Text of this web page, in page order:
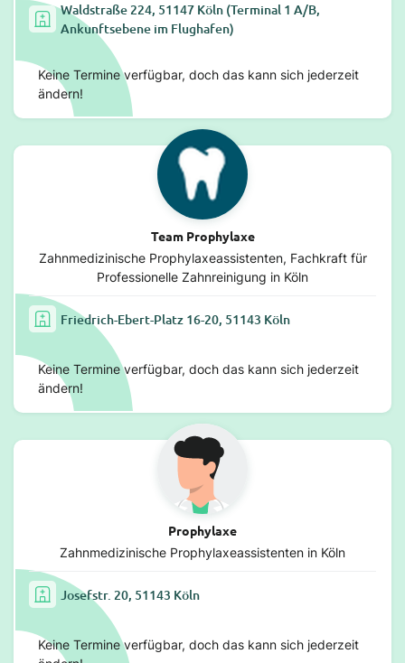
Waldstraße 224, 51147 Köln (Terminal 1 A/B,
Ankunftsebene im Flughafen)
Keine Termine verfügbar, doch das kann sich jederzeit
ändern!
Team Prophylaxe
Zahnmedizinische Prophylaxeassistenten, Fachkraft für
Professionelle Zahnreinigung in Köln
Friedrich-Ebert-Platz 16-20, 51143 Köln
Keine Termine verfügbar, doch das kann sich jederzeit
ändern!
Prophylaxe
Zahnmedizinische Prophylaxeassistenten in Köln
Josefstr. 20, 51143 Köln
Keine Termine verfügbar, doch das kann sich jederzeit